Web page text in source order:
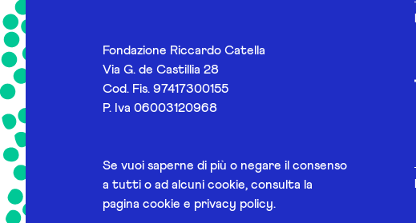
Fondazione Riccardo Catella
Via G. de Castillia 28
Cod. Fis. 97417300155
P. Iva 06003120968
Se vuoi saperne di più o negare il consenso
a tutti o ad alcuni cookie, consulta la
pagina cookie e privacy policy.